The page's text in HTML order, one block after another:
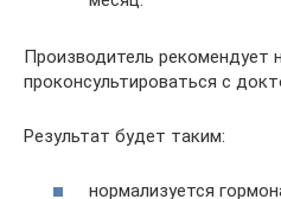
Производитель рекомендует
проконсультироваться с
Результат будет таким:
нормализуется